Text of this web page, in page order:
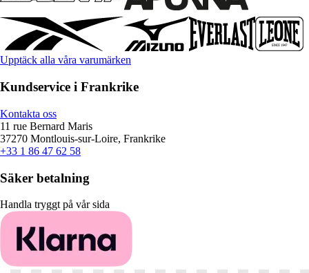
Upptäck alla våra varumärken
Kundservice i Frankrike
Kontakta oss
11 rue Bernard Maris
37270 Montlouis-sur-Loire, Frankrike
+33 1 86 47 62 58
Säker betalning
Handla tryggt på vår sida